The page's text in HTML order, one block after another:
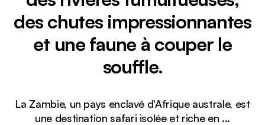
des chutes impressionnantes
et une faune à couper le
souffle.
La Zambie, un pays enclavé d'Afrique australe, est
une destination safari isolée et riche en ...